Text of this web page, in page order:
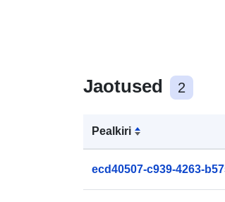
Jaotused 2
Pealkiri
ecd40507-c939-4263-